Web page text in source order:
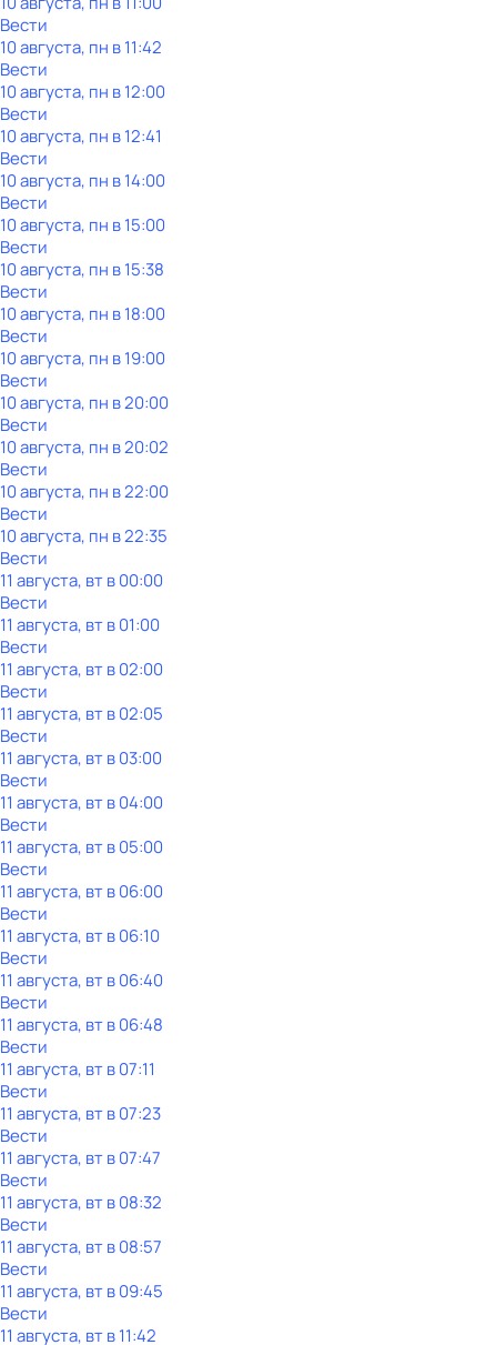
Вести
10 августа, пн в 11:42
Вести
10 августа, пн в 12:00
Вести
10 августа, пн в 12:41
Вести
10 августа, пн в 14:00
Вести
10 августа, пн в 15:00
Вести
10 августа, пн в 15:38
Вести
10 августа, пн в 18:00
Вести
10 августа, пн в 19:00
Вести
10 августа, пн в 20:00
Вести
10 августа, пн в 20:02
Вести
10 августа, пн в 22:00
Вести
10 августа, пн в 22:35
Вести
11 августа, вт в 00:00
Вести
11 августа, вт в 01:00
Вести
11 августа, вт в 02:00
Вести
11 августа, вт в 02:05
Вести
11 августа, вт в 03:00
Вести
11 августа, вт в 04:00
Вести
11 августа, вт в 05:00
Вести
11 августа, вт в 06:00
Вести
11 августа, вт в 06:10
Вести
11 августа, вт в 06:40
Вести
11 августа, вт в 06:48
Вести
11 августа, вт в 07:11
Вести
11 августа, вт в 07:23
Вести
11 августа, вт в 07:47
Вести
11 августа, вт в 08:32
Вести
11 августа, вт в 08:57
Вести
11 августа, вт в 09:45
Вести
11 августа, вт в 11:42